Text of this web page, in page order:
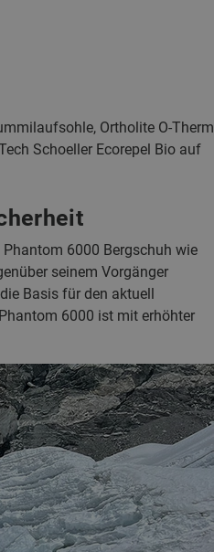
Ortholite O-Therm
Schoeller Ecorepel Bio auf
Phantom 6000 Bergschuh wie
seinem Vorgänger
Basis für den aktuell
6000 ist mit erhöhter